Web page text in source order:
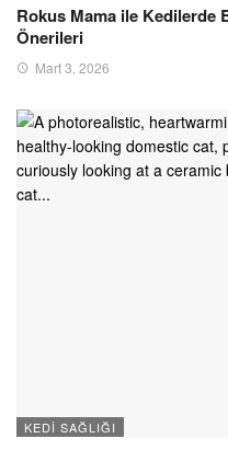
Rokus Mama ile
Önerileri
Mart 3, 2026
KEDI SAĞLIĞI